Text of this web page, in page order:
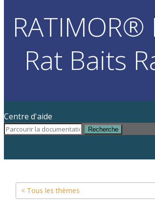
Rat Baits
Centre d'aide
Recherche
< Tous les thèmes